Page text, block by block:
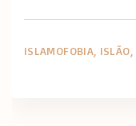
ISLAMOFOBIA ISLÃO